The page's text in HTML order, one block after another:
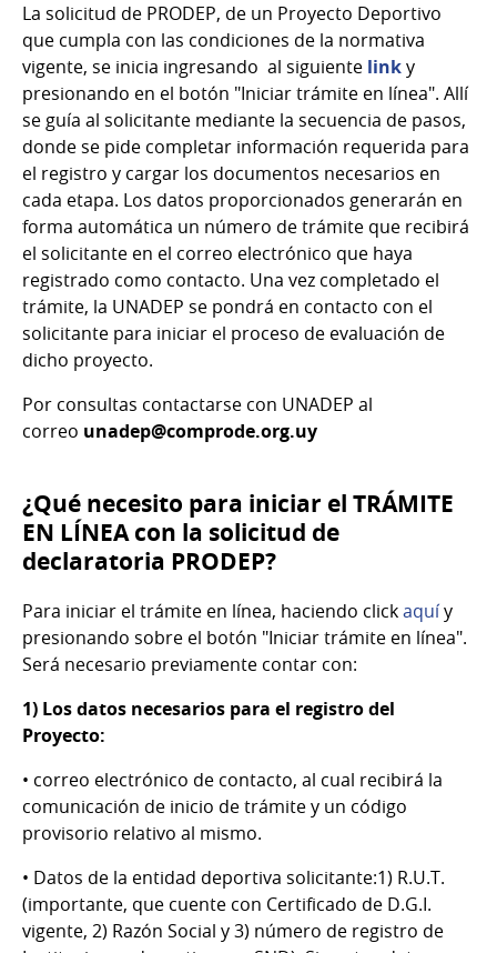
La solicitud de PRODEP, de un Proyecto Deportivo
que cumpla con las condiciones de la normativa
vigente, se inicia ingresando al siguiente linky
presionando en el botón "Iniciar trámite en línea". Allí
se guía al solicitante mediante la secuencia de pasos,
donde se pide completar información requerida para
el registro y cargar los documentos necesarios en
cada etapa. Los datos proporcionados generarán en
forma automática un número de trámite que recibirá
el solicitante en el correo electrónico que haya
registrado como contacto. Una vez completado el
trámite, la UNADEP se pondrá en contacto con el
solicitante para iniciar el proceso de evaluación de
dicho proyecto.
Por consultas contactarse con UNADEP al
correo unadep@comprode.org.uy
¿Qué necesito para iniciar el TRÁMITE
EN LÍNEA con la solicitud de
declaratoria PRODEP?
Para iniciar el trámite en línea, haciendo clickaquíy
presionando sobre el botón "Iniciar trámite en línea".
Será necesario previamente contar con:
1) Los datos necesarios para el registro del
Proyecto:
• correo electrónico de contacto, al cual recibirá la
comunicación de inicio de trámite y un código
provisorio relativo al mismo.
• Datos de la entidad deportiva solicitante:1) R.U.T.
(importante, que cuente con Certificado de D.G.I.
vigente, 2) Razón Social y 3) número de registro de